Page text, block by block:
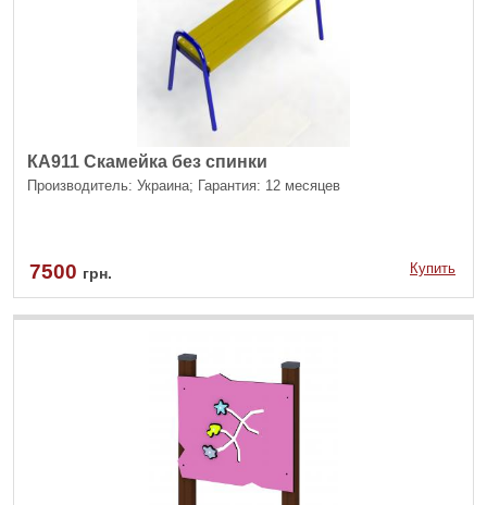
КА911 Скамейка без спинки
Производитель: Украина; Гарантия: 12 месяцев
7500 грн. Купить